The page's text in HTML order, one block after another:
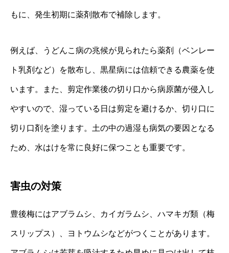
もに、発生初期に薬剤散布で補除します。
例えば、うどんこ病の兆候が見られたら薬剤（ベンレー
ト乳剤など）を散布し、黒星病には信頼できる農薬を使
います。また、剪定作業後の切り口から病原菌が侵入し
やすいので、湿っている日は剪定を避けるか、切り口に
切り口剤を塗ります。土の中の過湿も病気の要因となる
ため、水はけを常に良好に保つことも重要です。
害虫の対策
豊後梅にはアブラムシ、カイガラムシ、ハマキガ類（梅
スリップス）、ヨトウムシなどがつくことがあります。